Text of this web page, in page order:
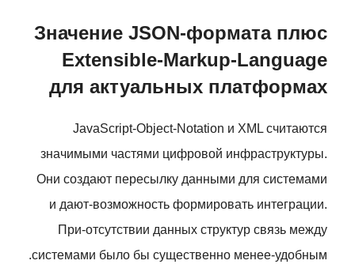
Значение JSON-формата плюс
Extensible-Markup-Language
для актуальных платформах
JavaScript-Object-Notation и XML считаются
значимыми частями цифровой инфраструктуры.
Они создают пересылку данными для системами
и дают-возможность формировать интеграции.
При-отсутствии данных структур связь между
системами было бы существенно менее-удобным.